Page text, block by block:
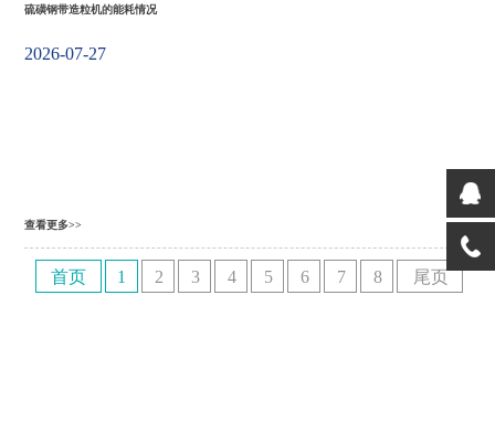
硫磺钢带造粒机的能耗情况
2026-07-27
查看更多>>
首页 1 2 3 4 5 6 7 8 尾页